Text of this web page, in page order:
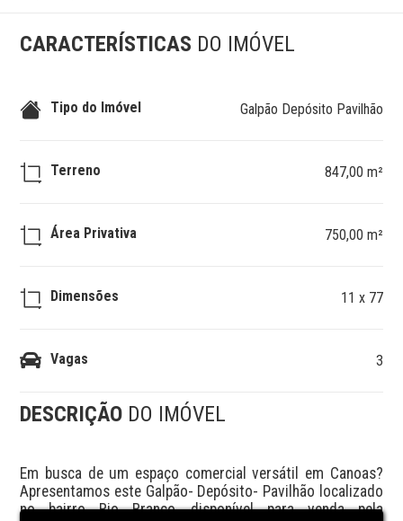
CARACTERÍSTICAS DO IMÓVEL
Tipo do Imóvel Galpão Depósito Pavilhão
Terreno 847,00 m²
Área Privativa 750,00 m²
Dimensões 11 x 77
Vagas 3
DESCRIÇÃO DO IMÓVEL
Em busca de um espaço comercial versátil em Canoas?
Apresentamos este Galpão- Depósito- Pavilhão localizado
no bairro Rio Branco, disponível para venda pela